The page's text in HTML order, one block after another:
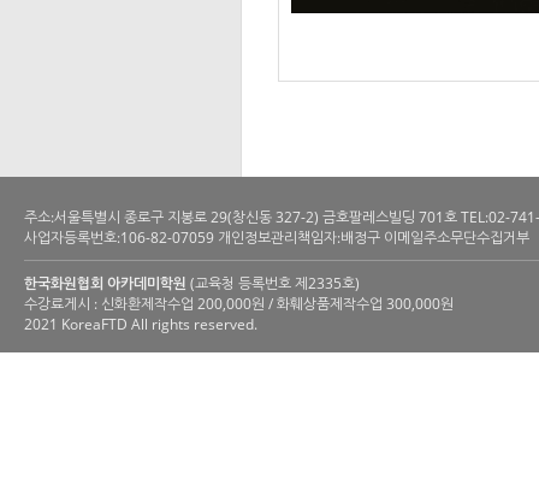
주소:서울특별시 종로구 지봉로 29(창신동 327-2) 금호팔레스빌딩 701호
사업자등록번호:106-82-07059 개인정보관리책임자:배정구 이메일주소무단수집거부
한국화원협회 아카데미학원 (교육청 등록번호 제2335호)
수강료게시 : 신화환제작수업 200,000원 / 화훼상품제작수업 300,000원
2021 KoreaFTD All rights reserved.